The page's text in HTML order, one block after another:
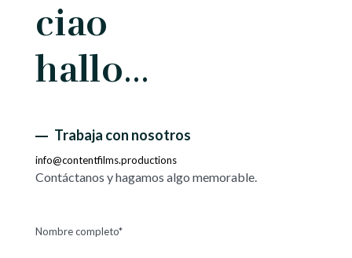
ciao
hallo…
Trabaja con nosotros
info@contentfilms.productions
Contáctanos y hagamos algo memorable.
Nombre completo*